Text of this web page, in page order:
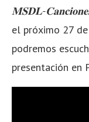
𝐌𝐒𝐃𝐋-𝐂𝐚𝐧𝐜𝐢𝐨𝐧𝐞𝐬
el próximo 27
podremos
presentación en